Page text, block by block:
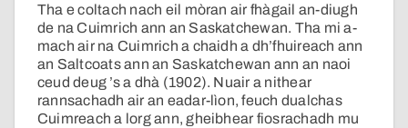
Tha e coltach nach eil mòran air fhàgail an-diugh
de na Cuimrich ann an Saskatchewan. Tha mi a-
mach air na Cuimrich a chaidh a dh’fhuireach ann
an Saltcoats ann an Saskatchewan ann an naoi
ceud deug ’s a dhà (1902). Nuair a nithear
rannsachadh air an eadar-lìon, feuch dualchas
Cuimreach a lorg ann, gheibhear fiosrachadh mu